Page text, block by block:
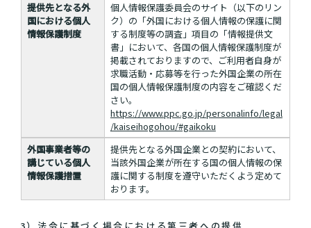
提供先となる外
国における個人
情報保護制度
個人情報保護委員会のサイト（以下のリン
ク）の「外国における個人情報の保護に関
する制度等の調査」項目の「情報提供文
書」において、各国の個人情報保護制度が
掲載されておりますので、ご利用者自身が
求職活動・応募等を行った外国企業の所在
国の個人情報保護制度の内容をご確認くだ
さい。
https://www.ppc.go.jp/personalinfo/legal
/kaiseihogohou/#gaikoku
外国事業者等の
講じている個人
情報保護措置
提供先となる外国企業との契約において、
当該外国企業が所在する国の個人情報の保
護に関する制度を遵守いただくよう定めて
おります。